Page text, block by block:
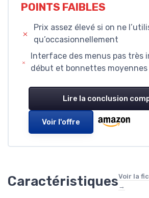
POINTS FAIBLES
Prix assez élevé si on ne
qu’occasionnellement
Interface des menus pas très
début et bonnettes
Lire la conclusion
Voir l'offre
CaractéristiquesVoir la
→